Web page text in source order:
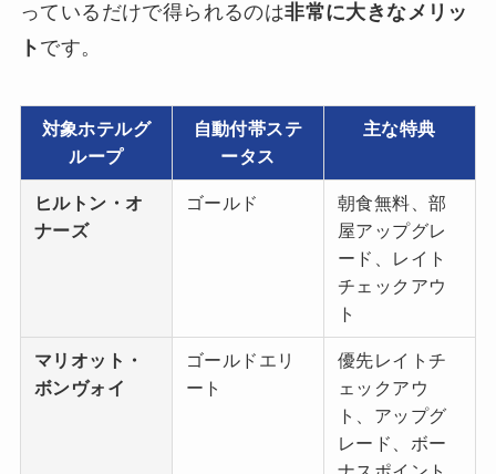
っているだけで得られるのは非常に大きなメリッ
ト です。
対象ホテルグ
ループ
自動付帯ステ
ータス
主な特典
ヒルトン・オ
ナーズ
ゴールド
朝食無料、部
屋アップグレ
ード、レイト
チェックアウ
ト
マリオット・
ボンヴォイ
ゴールドエリ
ート
優先レイトチ
ェックアウ
ト、アップグ
レード、ボー